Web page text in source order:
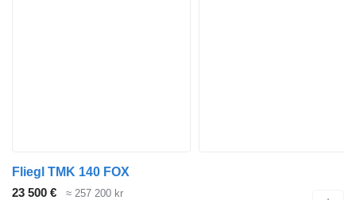
Fliegl TMK 140 FOX
23 500 €
≈ 257 200 kr